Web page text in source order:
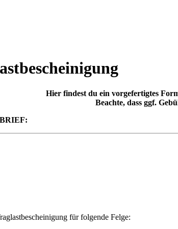
Hier findest du ein vorgefertigtes
Beachte, dass ggf.
für folgende Felge: